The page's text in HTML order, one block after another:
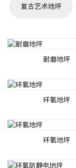
复古艺术地坪
耐磨地坪
环氧地坪
环氧地坪